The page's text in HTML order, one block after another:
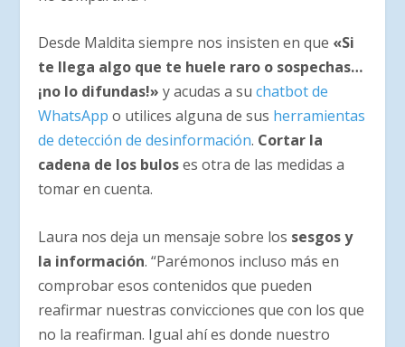
Desde Maldita siempre nos insisten en que «Si
te llega algo que te huele raro o sospechas…
¡no lo difundas!» y acudas a suchatbot de
WhatsApp o utilices alguna de sus herramientas
de detección de desinformación. Cortar la
cadena de los buloses otra de las medidas a
tomar en cuenta.
Laura nos deja un mensaje sobre los sesgos y
la información. “Parémonos incluso más en
comprobar esos contenidos que pueden
reafirmar nuestras convicciones que con los que
no la reafirman. Igual ahí es donde nuestro